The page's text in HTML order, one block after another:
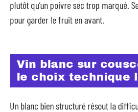
plutôt qu’un poivre sec trop marqué.
pour garder le fruit en avant.
Vin blanc sur
le choix technique
Un blanc bien structuré résout la